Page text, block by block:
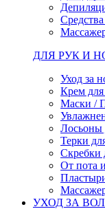
ДЛЯ РУК И
Уход за
Крем
Маски /
Лосьоны
Терки
Скребки
От пота
УХОД ЗА